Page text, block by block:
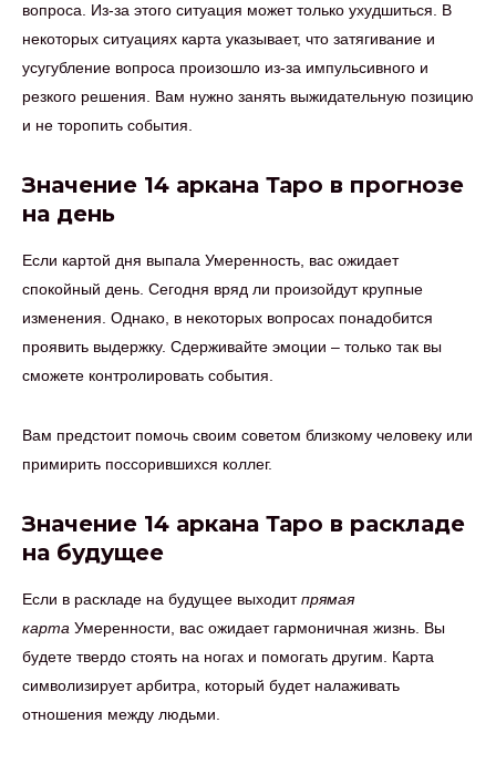
вопроса. Из-за этого ситуация может только ухудшиться. В
некоторых ситуациях карта указывает, что затягивание и
усугубление вопроса произошло из-за импульсивного и
резкого решения. Вам нужно занять выжидательную позицию
и не торопить события.
Значение 14 аркана Таро в прогнозе
на день
Если картой дня выпала Умеренность, вас ожидает
спокойный день. Сегодня вряд ли произойдут крупные
изменения. Однако, в некоторых вопросах понадобится
проявить выдержку. Сдерживайте эмоции – только так вы
сможете контролировать события.
Вам предстоит помочь своим советом близкому человеку или
примирить поссорившихся коллег.
Значение 14 аркана Таро в раскладе
на будущее
Если в раскладе на будущее выходитпрямая
карта Умеренности, вас ожидает гармоничная жизнь. Вы
будете твердо стоять на ногах и помогать другим. Карта
символизирует арбитра, который будет налаживать
отношения между людьми.